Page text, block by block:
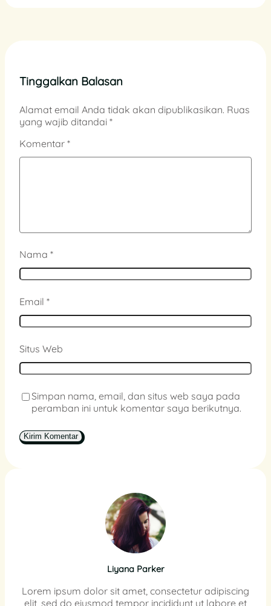
Tinggalkan Balasan
Alamat email Anda tidak akan dipublikasikan. Ruas
yang wajib ditandai *
Komentar *
Nama *
Email *
Situs Web
Simpan nama, email, dan situs web saya pada
peramban ini untuk komentar saya berikutnya.
Liyana Parker
Lorem ipsum dolor sit amet, consectetur adipiscing
elit, sed do eiusmod tempor incididunt ut labore et